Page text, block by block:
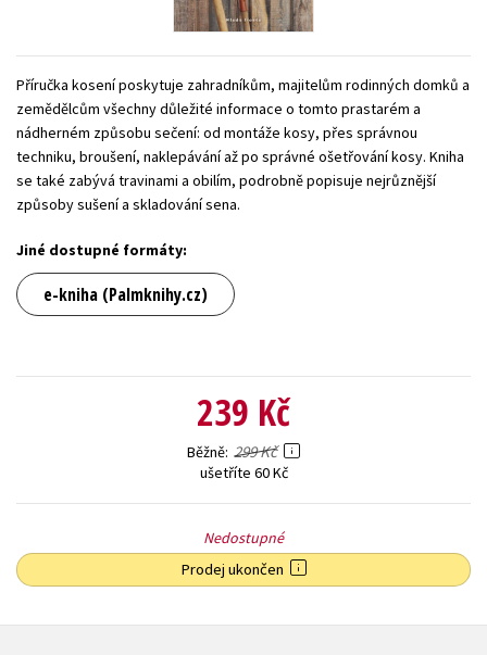
Zahraniční literatura
Všechny tituly
Příručka kosení poskytuje zahradníkům, majitelům rodinných domků a
zemědělcům všechny důležité informace o tomto prastarém a
nádherném způsobu sečení: od montáže kosy, přes správnou
techniku, broušení, naklepávání až po správné ošetřování kosy. Kniha
se také zabývá travinami a obilím, podrobně popisuje nejrůznější
způsoby sušení a skladování sena.
Jiné dostupné formáty:
e-kniha (Palmknihy.cz)
239 Kč
Běžně 299 Kč
ušetříte 60 Kč
Nedostupné
Prodej ukončen